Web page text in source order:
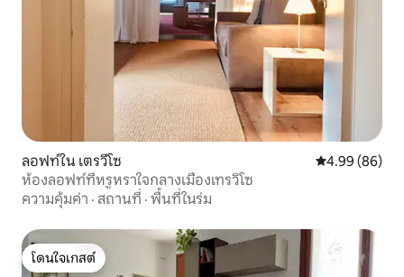
ลอฟท์ใน เตรวีโซ คะแนนเฉลี่ย
4.99 (86)
ห้องลอฟท์ที่หรูหราใจกลางเมืองเทรวิโซ
ความคุ้มค่า · สถานที่ · พื้นที่ในร่ม
โดนใจเกสต์
โดนใจเกสต์